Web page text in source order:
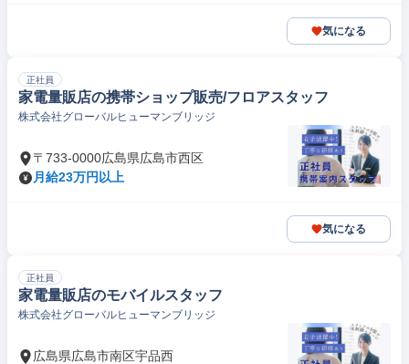
気になる
正社員
家電量販店の携帯ショップ販売/フロアスタッフ
株式会社グローバルヒューマンブリッジ
〒733-0000広島県広島市西区
月給23万円以上
気になる
正社員
家電量販店のモバイルスタッフ
株式会社グローバルヒューマンブリッジ
広島県広島市南区宇品西